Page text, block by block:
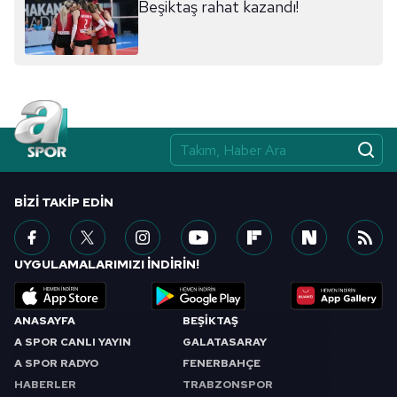
Beşiktaş rahat kazandı!
ANASAYFA
A SPOR CANLI YAYIN
A SPOR RADYO
HABERLER
BEŞİKTAŞ
GALATASARAY
FENERBAHÇE
TRABZONSPOR
BIZI TAKIP EDIN
UYGULAMALARIMIZI İNDİRİN!